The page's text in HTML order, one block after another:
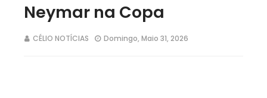
Neymar na Copa
CÉLIO NOTÍCIAS Domingo, Maio 31, 2026